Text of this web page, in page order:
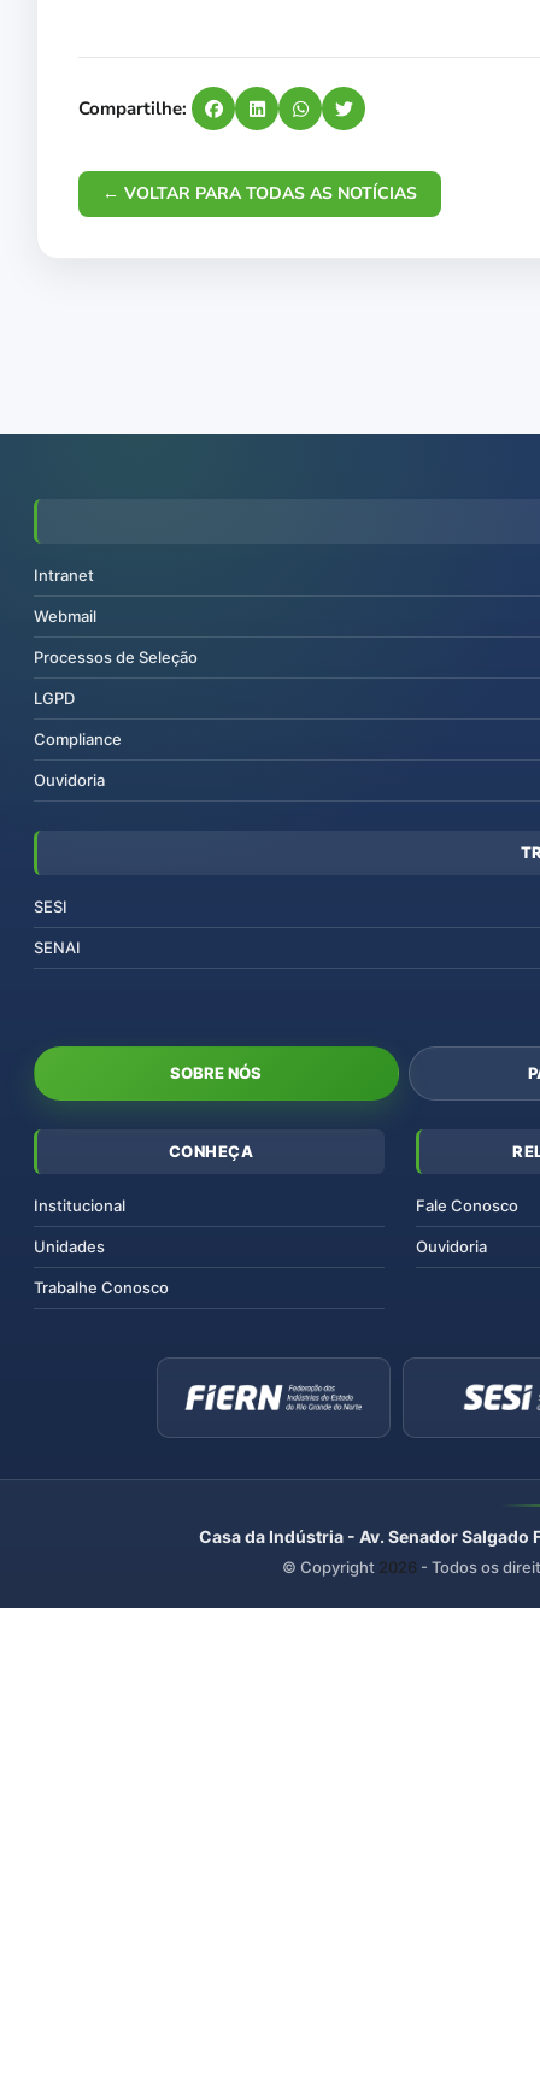
Compartilhe:
← VOLTAR PARA TODAS AS NOTÍCIAS
Intranet
Webmail
Processos de Seleção
LGPD
Compliance
Ouvidoria
SESI
SENAI
SOBRE NÓS
CONHEÇA
Institucional
Unidades
Trabalhe Conosco
Fale Conosco
Ouvidoria
Casa da Indústria - Av. Senador
© Copyright 2026 - Todos os